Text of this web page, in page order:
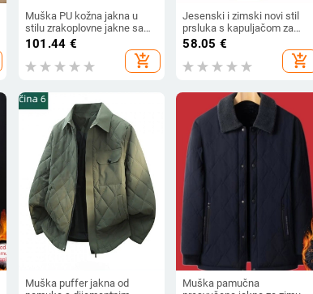
Muška PU kožna jakna u
stilu zrakoplovne jakne sa
krznenim ovratnikom,
džepovi, ravni rub, britanski
stil, veličine L-5XL, Zima
101.44 €
add_shopping_cart
Jesenski i zimski novi stil
prsluka s kapuljačom za
muškarce, topli prsluk
kontrastne boje, modni bez
rukava s pamučnom
58.05 €
add_shopping_cart
Muška puffer jakna od
Muška pamučna